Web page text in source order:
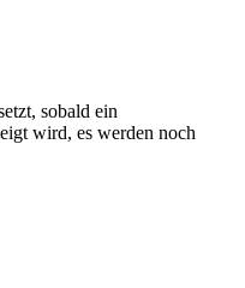
sobald ein
wird, es werden noch